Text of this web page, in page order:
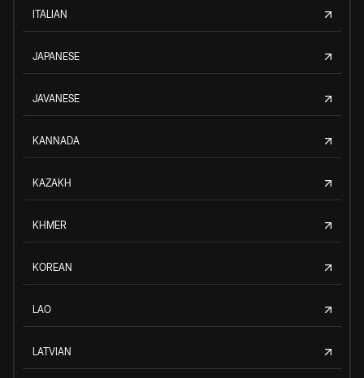
ITALIAN
JAPANESE
JAVANESE
KANNADA
KAZAKH
KHMER
KOREAN
LAO
LATVIAN